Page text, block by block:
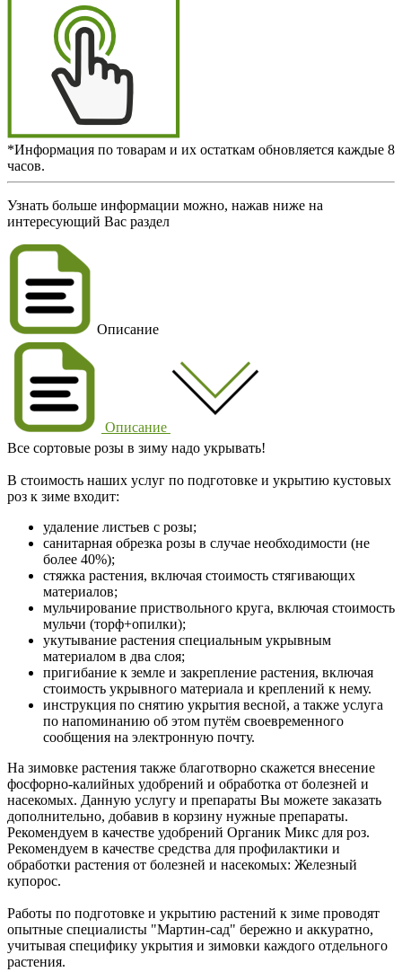
*Информация по товарам и их остаткам обновляется каждые 8
часов.
Узнать больше информации можно, нажав ниже на
интересующий Вас раздел
Описание
Описание
Все сортовые розы в зиму надо укрывать!
В стоимость наших услуг по подготовке и укрытию кустовых
роз к зиме входит:
удаление листьев с розы;
санитарная обрезка розы в случае необходимости (не
более 40%);
стяжка растения, включая стоимость стягивающих
материалов;
мульчирование приствольного круга, включая стоимость
мульчи (торф+опилки);
укутывание растения специальным укрывным
материалом в два слоя;
пригибание к земле и закрепление растения, включая
стоимость укрывного материала и креплений к нему.
инструкция по снятию укрытия весной, а также услуга
по напоминанию об этом путём своевременного
сообщения на электронную почту.
На зимовке растения также благотворно скажется внесение
фосфорно-калийных удобрений и обработка от болезней и
насекомых. Данную услугу и препараты Вы можете заказать
дополнительно, добавив в корзину нужные препараты.
Рекомендуем в качестве удобрений Органик Микс для роз.
Рекомендуем в качестве средства для профилактики и
обработки растения от болезней и насекомых: Железный
купорос.
Работы по подготовке и укрытию растений к зиме проводят
опытные специалисты "Мартин-сад" бережно и аккуратно,
учитывая специфику укрытия и зимовки каждого отдельного
растения.